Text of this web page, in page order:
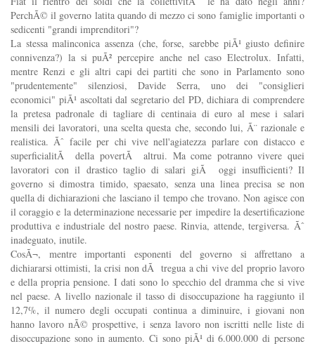
PerchÃ© il governo latita quando di mezzo ci sono famiglie importanti o
sedicenti "grandi imprenditori"?
La stessa malinconica assenza (che, forse, sarebbe piÃ¹ giusto definire
connivenza?) la si puÃ² percepire anche nel caso Electrolux. Infatti,
mentre Renzi e gli altri capi dei partiti che sono in Parlamento sono
"prudentemente" silenziosi, Davide Serra, uno dei "consiglieri
economici" piÃ¹ ascoltati dal segretario del PD, dichiara di comprendere
la pretesa padronale di tagliare di centinaia di euro al mese i salari
mensili dei lavoratori, una scelta questa che, secondo lui, Ã¨ razionale e
realistica. Ãˆ facile per chi vive nell'agiatezza parlare con distacco e
superficialitÃ della povertÃ altrui. Ma come potranno vivere quei
lavoratori con il drastico taglio di salari giÃ oggi insufficienti? Il
governo si dimostra timido, spaesato, senza una linea precisa se non
quella di dichiarazioni che lasciano il tempo che trovano. Non agisce con
il coraggio e la determinazione necessarie per impedire la desertificazione
produttiva e industriale del nostro paese. Rinvia, attende, tergiversa. Ãˆ
inadeguato, inutile.
CosÃ¬, mentre importanti esponenti del governo si affrettano a
dichiararsi ottimisti, la crisi non dÃ tregua a chi vive del proprio lavoro
e della propria pensione. I dati sono lo specchio del dramma che si vive
nel paese. A livello nazionale il tasso di disoccupazione ha raggiunto il
12,7%, il numero degli occupati continua a diminuire, i giovani non
hanno lavoro nÃ© prospettive, i senza lavoro non iscritti nelle liste di
disoccupazione sono in aumento. Ci sono piÃ¹ di 6.000.000 di persone